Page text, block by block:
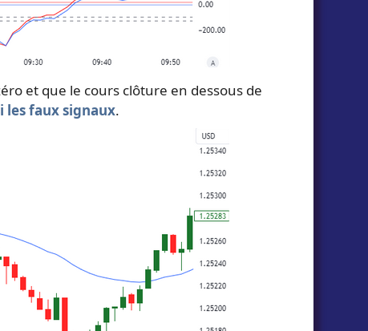
et que le cours clôture en dessous de
les faux signaux.